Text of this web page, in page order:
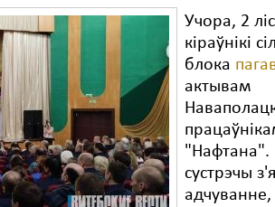
Учора, 2
кіраўнікі
блока
актывам
"Нафтана".
сустрэчы